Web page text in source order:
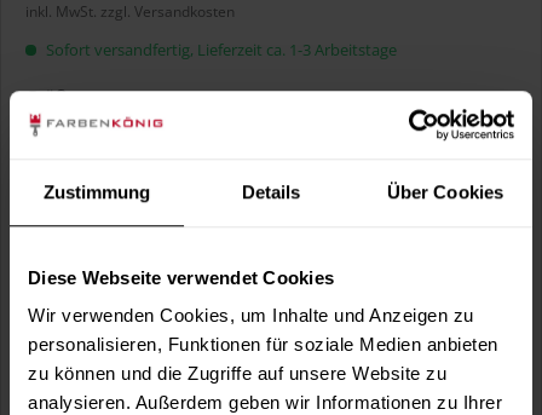
Zustimmung Details Über Cookies
Diese Webseite verwendet Cookies
Wir verwenden Cookies, um Inhalte und Anzeigen zu
personalisieren, Funktionen für soziale Medien anbieten
zu können und die Zugriffe auf unsere Website zu
analysieren. Außerdem geben wir Informationen zu Ihrer
inkl. MwSt. zzgl. Versandkosten
Sofort versandfertig, Lieferzeit ca. 1-3 Arbeitstage
Größe:
In denWarenkorb
Merken Fragen zum Artikel?
Artikel-Nr.: BX1461